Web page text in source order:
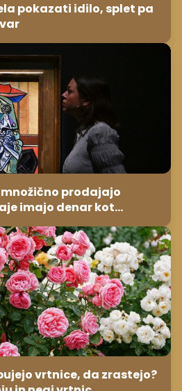
pokazati idilo, splet pa
prodajajo
imajo denar kot
vrtnice, da zrastejo?